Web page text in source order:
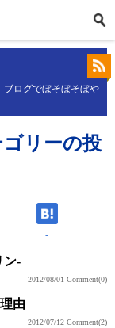
ブログでぼそぼそぼや
ゴリーの投
-
ン-
2012/08/01 Comment(0)
由
2012/07/12 Comment(2)